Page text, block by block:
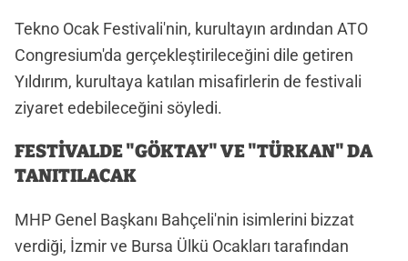
Tekno Ocak Festivali'nin, kurultayın ardından ATO
Congresium'da gerçekleştirileceğini dile getiren
Yıldırım, kurultaya katılan misafirlerin de festivali
ziyaret edebileceğini söyledi.
FESTİVALDE "GÖKTAY" VE "TÜRKAN" DA
TANITILACAK
MHP Genel Başkanı Bahçeli'nin isimlerini bizzat
verdiği, İzmir ve Bursa Ülkü Ocakları tarafından